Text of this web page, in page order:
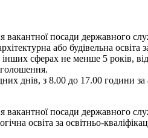
посади державного
або будівельна освіта
сферах не менше 5 років,
днів, з 8.00 до 17.00
посади державного
освіта за освітньо-